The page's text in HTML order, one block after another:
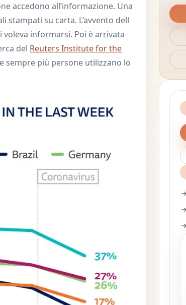
accedono all’informazione. Una
stampati su carta. L’avvento dell
informarsi. Poi è arrivata
del Reuters Institute for the
e sempre più persone utilizzano lo